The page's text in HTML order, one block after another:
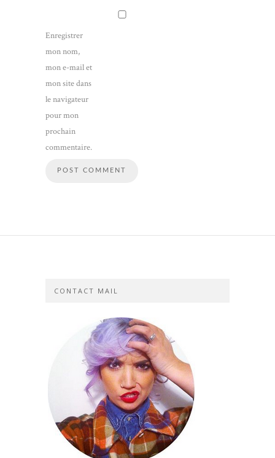
Enregistrer
mon nom,
mon e-mail et
mon site dans
le navigateur
pour mon
prochain
commentaire.
CONTACT MAIL